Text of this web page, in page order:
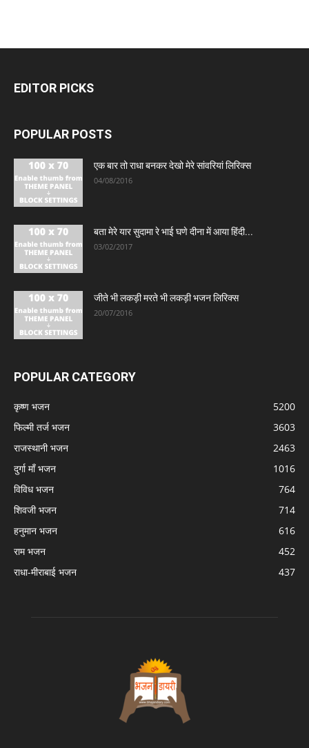
EDITOR PICKS
POPULAR POSTS
एक बार तो राधा बनकर देखो मेरे सांवरियां लिरिक्स
04/08/2016
बता मेरे यार सुदामा रे भाई घणे दीना में आया हिंदी...
03/02/2017
जीते भी लकड़ी मरते भी लकड़ी भजन लिरिक्स
20/07/2016
POPULAR CATEGORY
कृष्ण भजन
5200
फिल्मी तर्ज भजन
3603
राजस्थानी भजन
2463
दुर्गा माँ भजन
1016
विविध भजन
764
शिवजी भजन
714
हनुमान भजन
616
राम भजन
452
राधा-मीराबाई भजन
437